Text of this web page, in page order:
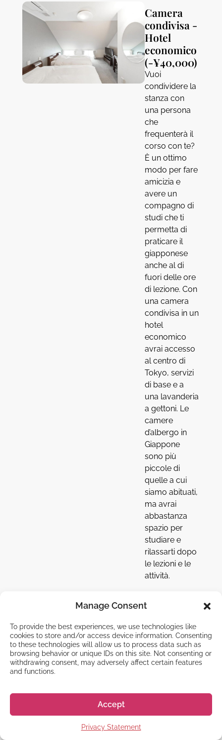
Manage Consent
To provide the best experiences, we use technologies like
cookies to store and/or access device information. Consenting
to these technologies will allow us to process data such as
browsing behavior or unique IDs on this site. Not consenting or
withdrawing consent, may adversely affect certain features
and functions.
Accept
Privacy Statement
Camera
condivisa -
Hotel
economico
(-¥40,000)
Vuoi
condividere la
stanza con
una persona
che
frequenterà il
corso con te?
È un ottimo
modo per fare
amicizia e
avere un
compagno di
studi che ti
permetta di
praticare il
giapponese
anche al di
fuori delle ore
di lezione. Con
una camera
condivisa in un
hotel
economico
avrai accesso
al centro di
Tokyo, servizi
di base e a
una lavanderia
a gettoni. Le
camere
d’albergo in
Giappone
sono più
piccole di
quelle a cui
siamo abituati,
ma avrai
abbastanza
spazio per
studiare e
rilassarti dopo
le lezioni e le
attività.
Homestay
Soggiorno
presso una
famiglia
ospitante.
￥532,500
¥40,000